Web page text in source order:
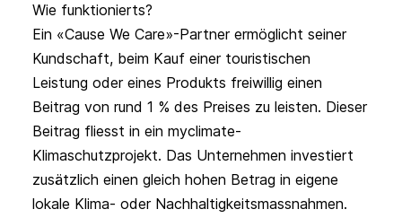
Wie funktionierts?
Ein «Cause We Care»-Partner ermöglicht seiner
Kundschaft, beim Kauf einer touristischen
Leistung oder eines Produkts freiwillig einen
Beitrag von rund 1 % des Preises zu leisten. Dieser
Beitrag fliesst in ein myclimate-
Klimaschutzprojekt. Das Unternehmen investiert
zusätzlich einen gleich hohen Betrag in eigene
lokale Klima- oder Nachhaltigkeitsmassnahmen.